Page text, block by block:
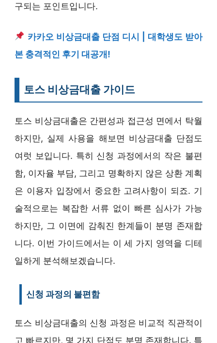
구되는 포인트입니다.
카카오 비상금대출 단점 디시 | 대학생도 받아
본 충격적인 후기 대공개!
토스 비상금대출 가이드
토스 비상금대출은 간편성과 접근성 면에서 탁월
하지만, 실제 사용을 해보면 비상금대출 단점도
여럿 보입니다. 특히 신청 과정에서의 작은 불편
함, 이자율 부담, 그리고 명확하지 않은 상환 계획
은 이용자 입장에서 중요한 고려사항이 되죠. 기
술적으로는 복잡한 서류 없이 빠른 심사가 가능
하지만, 그 이면에 감춰진 한계들이 분명 존재합
니다. 이번 가이드에서는 이 세 가지 영역을 디테
일하게 분석해보겠습니다.
신청 과정의 불편함
토스 비상금대출의 신청 과정은 비교적 직관적이
고 빠르지만, 몇 가지 단점도 분명 존재합니다. 특